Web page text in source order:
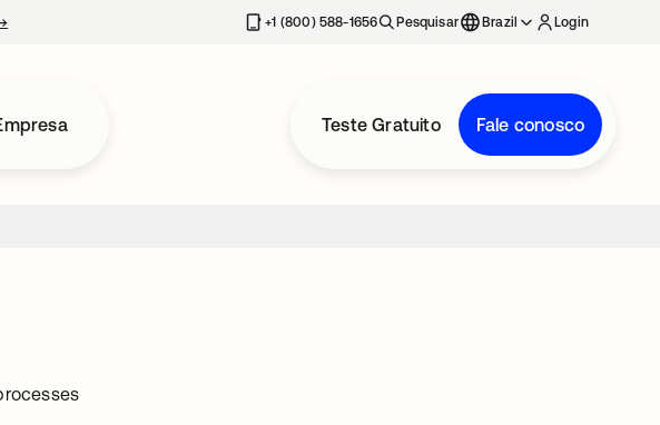
→ +1 (800) 588-1656 Pesquisar Brazil Login
Teste Gratuito Fale conosco